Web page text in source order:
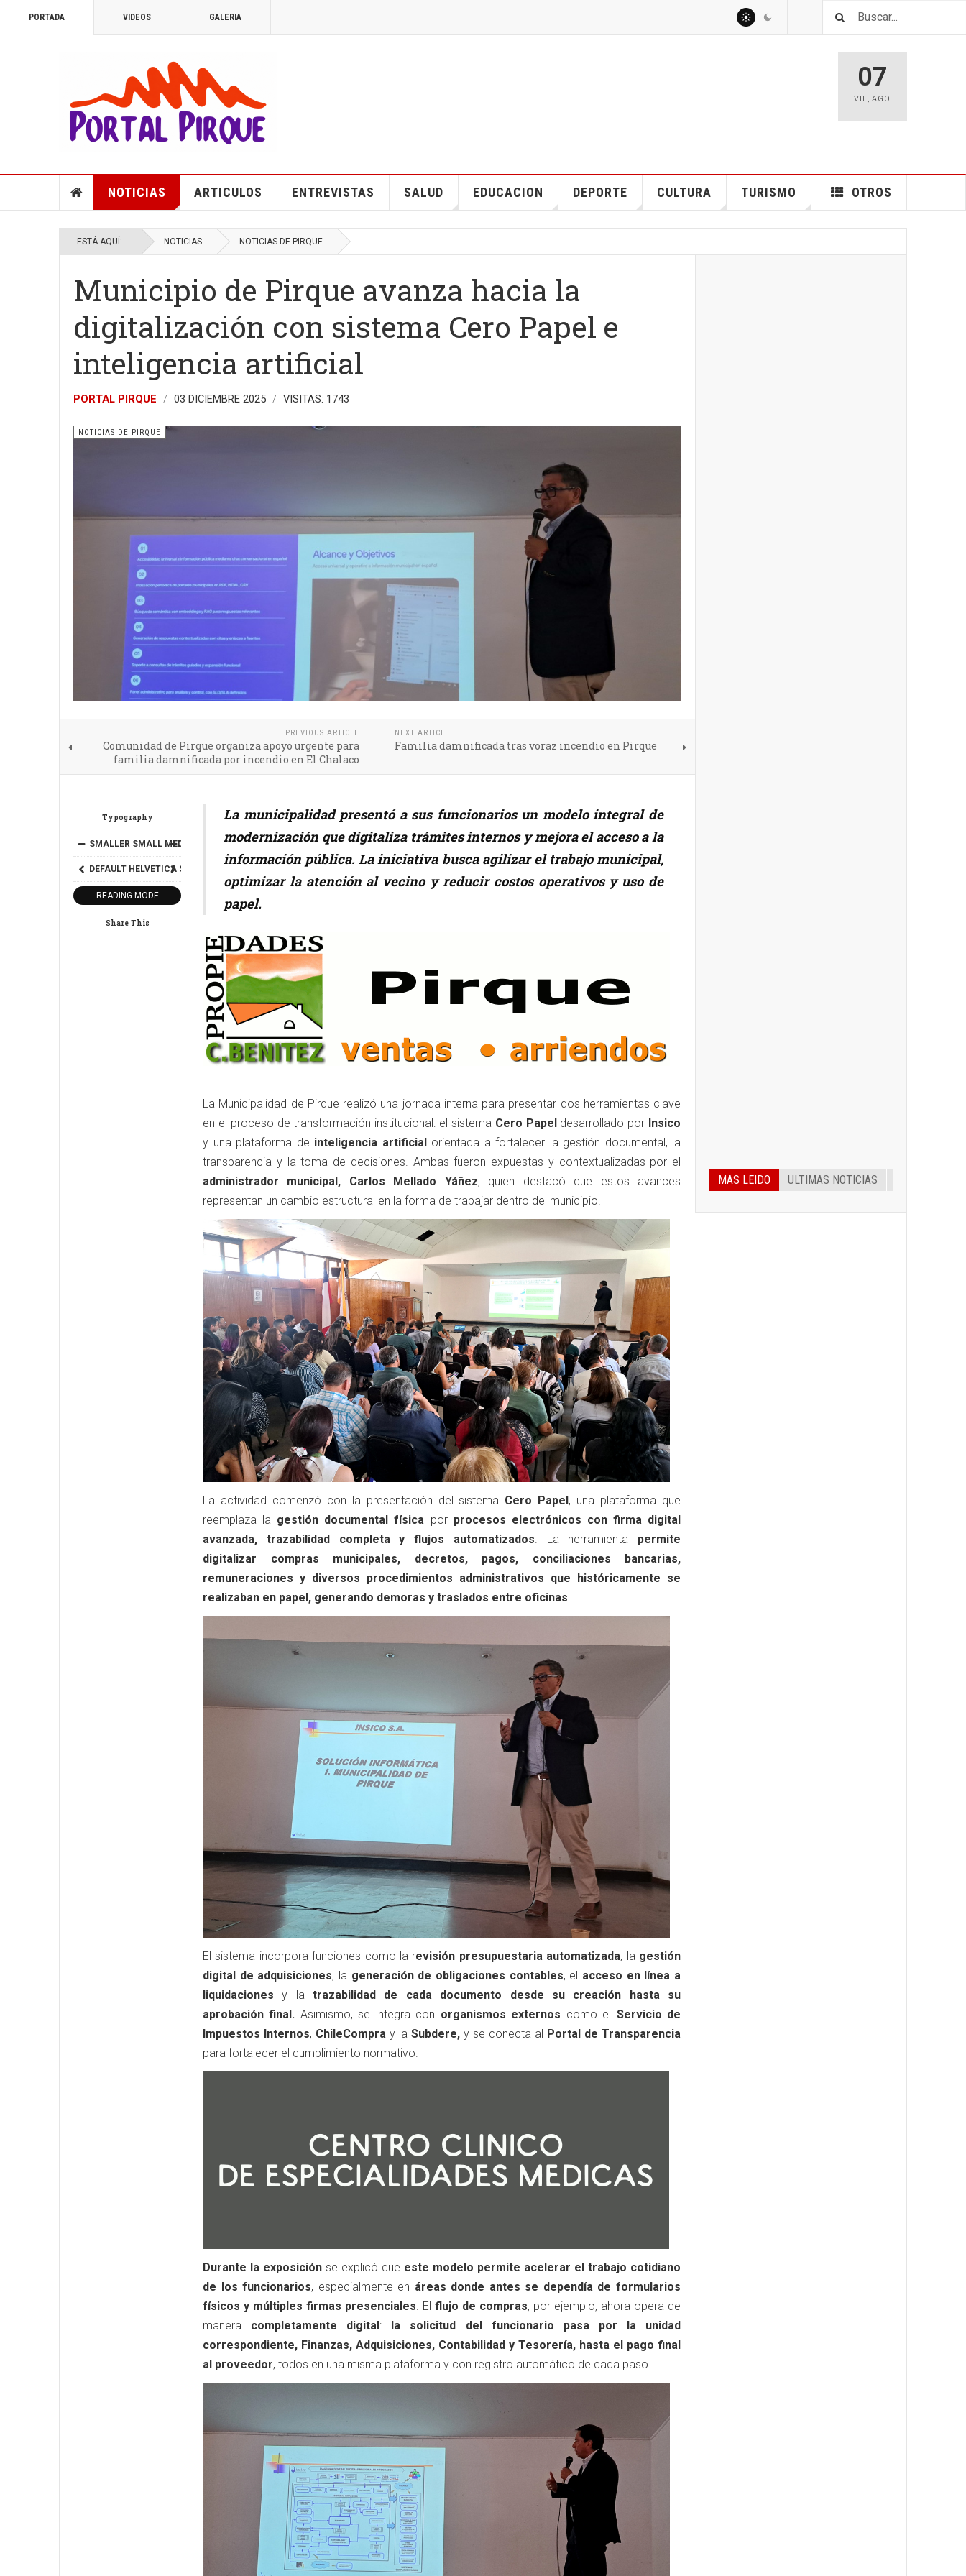
PORTADA VIDEOS GALERIA
07
VIE,AGO
NOTICIAS ARTICULOS ENTREVISTAS SALUD EDUCACION DEPORTE CULTURA TURISMO OTROS
ESTÁ AQUÍ: NOTICIAS NOTICIAS DE PIRQUE
Municipio de Pirque avanza hacia la
digitalización con sistema Cero Papel e
inteligencia artificial
PORTAL PIRQUE 03 DICIEMBRE 2025 VISITAS: 1743
NOTICIAS DE PIRQUE
PREVIOUS ARTICLE
Comunidad de Pirque organiza apoyo urgente para
familia damnificada por incendio en El Chalaco
NEXT ARTICLE
Familia damnificada tras voraz incendio en Pirque
Typography
SMALLER SMALL MEDIUM BIGGER
DEFAULT HELVETICA SEGOE
READING MODE
Share This
La municipalidad presentó a sus funcionarios un modelo integral de
modernización que digitaliza trámites internos y mejora el acceso a la
información pública. La iniciativa busca agilizar el trabajo municipal,
optimizar la atención al vecino y reducir costos operativos y uso de
papel.
La Municipalidad de Pirque realizó una jornada interna para presentar dos herramientas clave
en el proceso de transformación institucional: el sistema Cero Papeldesarrollado por Insico
y una plataforma de inteligencia artificialorientada a fortalecer la gestión documental, la
transparencia y la toma de decisiones. Ambas fueron expuestas y contextualizadas por el
administrador municipal, Carlos Mellado Yáñez, quien destacó que estos avances
representan un cambio estructural en la forma de trabajar dentro del municipio.
La actividad comenzó con la presentación del sistema Cero Papel , una plataforma que
reemplaza la gestión documental física porprocesos electrónicos con firma digital
avanzada, trazabilidad completa y flujos automatizados. La herramienta permite
digitalizar compras municipales, decretos, pagos, conciliaciones bancarias,
remuneraciones y diversos procedimientos administrativos que históricamente se
realizaban en papel, generando demoras y traslados entre oficinas.
El sistema incorpora funciones como la revisión presupuestaria automatizada, la gestión
digital de adquisiciones, la generación de obligaciones contables, el acceso en línea a
liquidaciones y latrazabilidad de cada documento desde su creación hasta su
aprobación final. Asimismo, se integra con organismos externos como el Servicio de
Impuestos Internos, ChileCompra y la Subdere, y se conecta al Portal de Transparencia
para fortalecer el cumplimiento normativo.
Durante la exposición se explicó que este modelo permite acelerar el trabajo cotidiano
de los funcionarios, especialmente en áreas donde antes se dependía de formularios
físicos y múltiples firmas presenciales . El flujo de compras, por ejemplo, ahora opera de
manera completamente digital: la solicitud del funcionario pasa por la unidad
correspondiente, Finanzas, Adquisiciones, Contabilidad y Tesorería, hasta el pago final
al proveedor, todos en una misma plataforma y con registro automático de cada paso.
MAS LEIDO ULTIMAS NOTICIAS